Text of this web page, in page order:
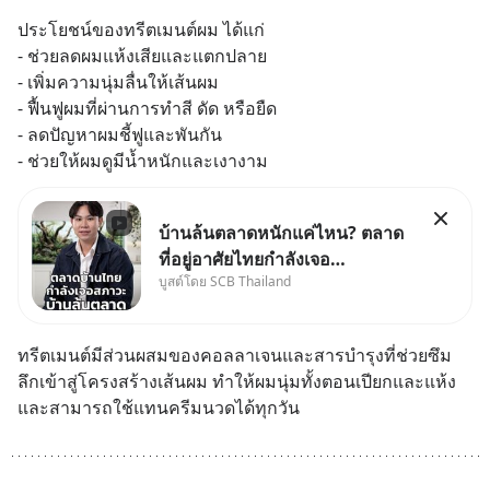
ประโยชน์ของทรีตเมนต์ผม ได้แก่
- ช่วยลดผมแห้งเสียและแตกปลาย
- เพิ่มความนุ่มลื่นให้เส้นผม
- ฟื้นฟูผมที่ผ่านการทำสี ดัด หรือยืด
- ลดปัญหาผมชี้ฟูและพันกัน
- ช่วยให้ผมดูมีน้ำหนักและเงางาม
บ้านล้นตลาดหนักแค่ไหน? ตลาด
ที่อยู่อาศัยไทยกำลังเจอ
Oversupply หนักกว่าที่คิด และ
#บ้านล้นตลาด #เศรษฐกิจไทย
#EICAround #SCBThailand
สามารถดูคลิปท
บูสต์โดย SCB Thailand
ทรีตเมนต์มีส่วนผสมของคอลลาเจนและสารบำรุงที่ช่วยซึม
ลึกเข้าสู่โครงสร้างเส้นผม ทำให้ผมนุ่มทั้งตอนเปียกและแห้ง
และสามารถใช้แทนครีมนวดได้ทุกวัน